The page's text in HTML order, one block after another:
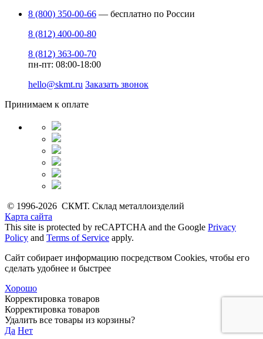
8 (800) 350-00-66 — бесплатно по России
8 (812) 400-00-80
8 (812) 363-00-70
пн-пт: 08:00-18:00
hello@skmt.ru Заказать звонок
Принимаем к оплате
© 1996-2026 СКМТ. Склад металлоизделий
Карта сайта
This site is protected by reCAPTCHA and the Google Privacy
Policy and Terms of Service apply.
Сайт собирает информацию посредством Cookies, чтобы его
сделать удобнее и быстрее
Хорошо
Корректировка товаров
Корректировка товаров
Удалить все товары из корзины?
Да Нет